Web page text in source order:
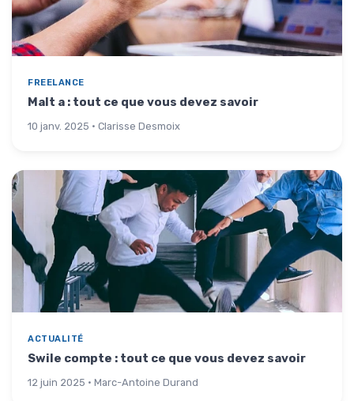
FREELANCE
Malt a : tout ce que vous devez savoir
10 janv. 2025 · Clarisse Desmoix
ACTUALITÉ
Swile compte : tout ce que vous devez savoir
12 juin 2025 · Marc-Antoine Durand